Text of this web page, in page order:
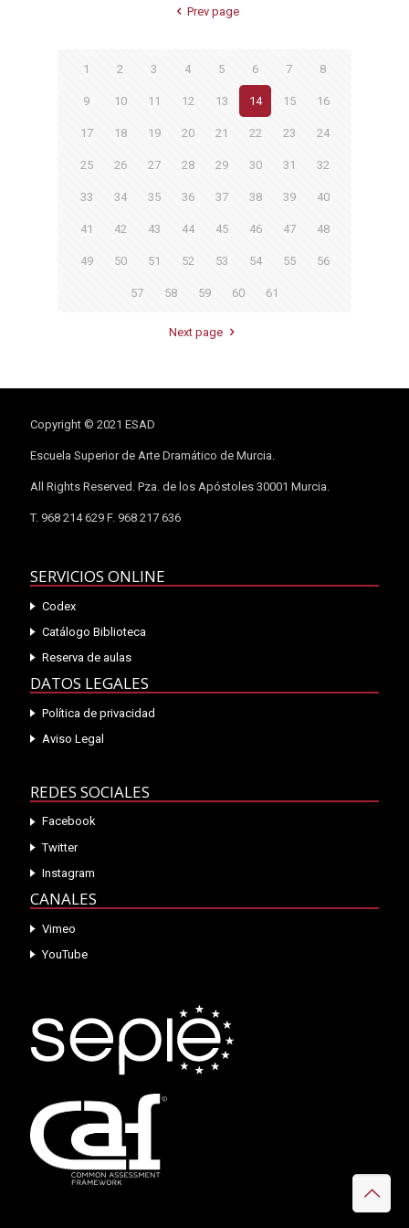
Prev page
1 2 3 4 5 6 7 8
9 10 11 12 13 14 15 16
17 18 19 20 21 22 23 24
25 26 27 28 29 30 31 32
33 34 35 36 37 38 39 40
41 42 43 44 45 46 47 48
49 50 51 52 53 54 55 56
57 58 59 60 61
Next page
Copyright © 2021 ESAD
Escuela Superior de Arte Dramático de Murcia.
All Rights Reserved. Pza. de los Apóstoles 30001 Murcia.
T. 968 214 629 F. 968 217 636
SERVICIOS ONLINE
Codex
Catálogo Biblioteca
Reserva de aulas
DATOS LEGALES
Política de privacidad
Aviso Legal
REDES SOCIALES
Facebook
Twitter
Instagram
CANALES
Vimeo
YouTube